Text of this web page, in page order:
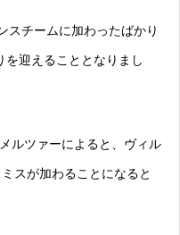
スチームに加わったばかり
を迎えることとなりまし
ルツァーによると、ヴィル
スが加わることになると